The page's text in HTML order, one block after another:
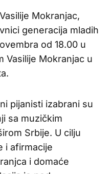
Mokranjac,
generacija mladih
od 18.00 u
Vasilije Mokranjac u
pijanisti izabrani su
sa muzičkim
Srbije. U cilju
i afirmacije
i domaće